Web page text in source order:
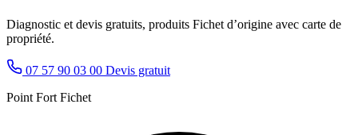
Diagnostic et devis gratuits, produits Fichet d’origine avec carte de
propriété.
07 57 90 03 00 Devis gratuit
Point Fort Fichet